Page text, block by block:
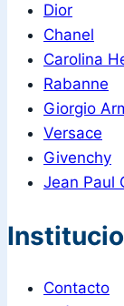
Dior
Chanel
Carolina
Rabanne
Giorgio
Versace
Givenchy
Jean Paul
Contacto